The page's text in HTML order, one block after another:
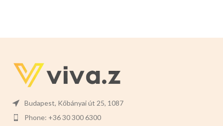
Budapest, Kőbányai út 25, 1087
Phone: +36 30 300 6300